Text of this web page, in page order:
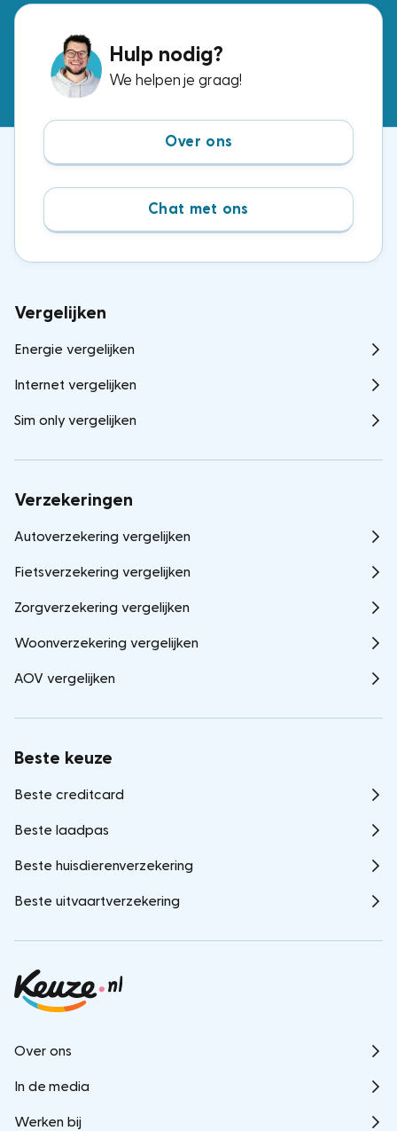
Hulp nodig?
We helpen je graag!
Over ons
Chat met ons
Over ons
In de media
Werken bij
Vergelijken
Energie vergelijken
Internet vergelijken
Sim only vergelijken
Verzekeringen
Autoverzekering vergelijken
Fietsverzekering vergelijken
Zorgverzekering vergelijken
Woonverzekering vergelijken
AOV vergelijken
Beste keuze
Beste creditcard
Beste laadpas
Beste huisdierenverzekering
Beste uitvaartverzekering